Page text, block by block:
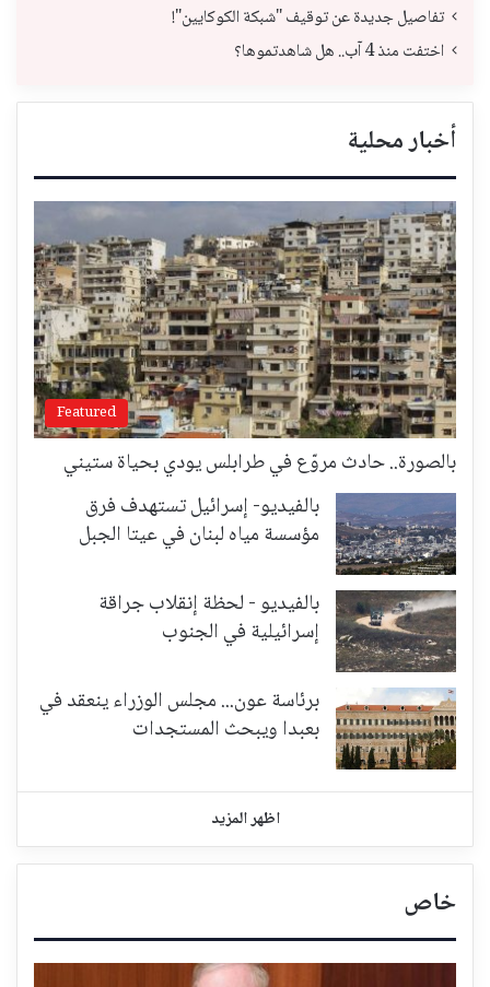
تفاصيل جديدة عن توقيف "شبكة الكوكايين"!
اختفت منذ 4 آب.. هل شاهدتموها؟
أخبار محلية
Featured
بالصورة.. حادث مروّع في طرابلس يودي بحياة ستيني
بالفيديو- إسرائيل تستهدف فرق
مؤسسة مياه لبنان في عيتا الجبل
بالفيديو - لحظة إنقلاب جراقة
إسرائيلية في الجنوب
برئاسة عون... مجلس الوزراء ينعقد في
بعبدا ويبحث المستجدات
اظهر المزيد
خاص